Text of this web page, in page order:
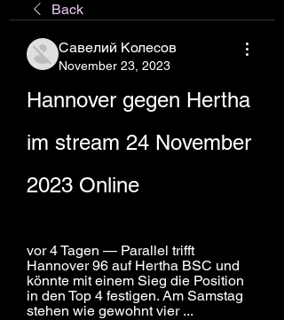
Back
Савелий Колесов
November 23, 2023
Hannover gegen Hertha
im stream 24 November
2023 Online
vor 4 Tagen — Parallel trifft
Hannover 96 auf Hertha BSC und
könnte mit einem Sieg die Position
in den Top 4 festigen. Am Samstag
stehen wie gewohnt vier ...